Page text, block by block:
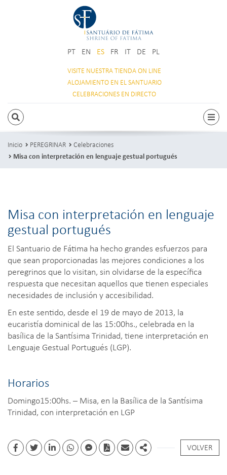
PT EN ES FR IT DE PL
VISITE NUESTRATIENDA ON LINE
ALOJAMIENTO EN EL SANTUARIO
CELEBRACIONES EN DIRECTO
BUSCAR
Inicio PEREGRINAR
Celebraciones
Misa con interpretación en lenguaje gestual portugués
Misa con interpretación en lenguaje
gestual portugués
El Santuario de Fátima ha hecho grandes esfuerzos para
que sean proporcionadas las mejores condiciones a los
peregrinos que lo visitan, sin olvidarse de la específica
respuesta que necesitan aquellos que tienen especiales
necesidades de inclusión y accesibilidad.
En este sentido, desde el 19 de mayo de 2013, la
eucaristía dominical de las 15:00hs., celebrada en la
basílica de la Santísima Trinidad, tiene interpretación en
Lenguaje Gestual Portugués (LGP).
Horarios
Domingo15:00hs. – Misa, en la Basílica de la Santísima
Trinidad, con interpretación en LGP
FacebookTwitterLinkedinwhatsappfacebook messenger
PDF EmailShare
VOLVER